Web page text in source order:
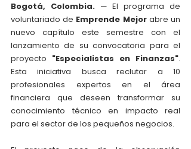
Bogotá, Colombia. — El programa de
voluntariado de Emprende Mejor abre un
nuevo capítulo este semestre con el
lanzamiento de su convocatoria para el
proyecto "Especialistas en Finanzas".
Esta iniciativa busca reclutar a 10
profesionales expertos en el área
financiera que deseen transformar su
conocimiento técnico en impacto real
para el sector de los pequeños negocios.